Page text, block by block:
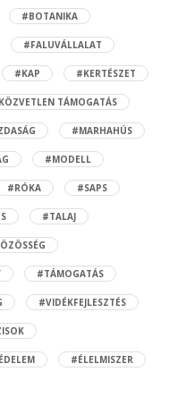
#BOTANIKA
#FALUVÁLLALAT
#KAP #KERTÉSZET
TÁMOGATÁS
#MARHAHÚS
#MODELL
#RÓKA #SAPS
#TALAJ
#TÁMOGATÁS
#VIDÉKFEJLESZTÉS
#ÉLELMISZER